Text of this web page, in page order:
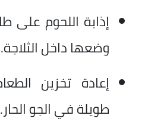
إذابة اللحوم على
وضعها داخل الثلاجة.
إعادة تخزين
طويلة في الجو الحار.